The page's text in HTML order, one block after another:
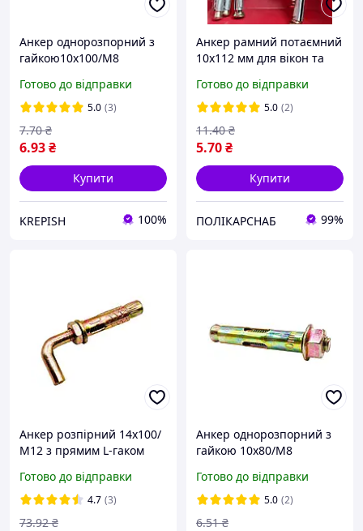
Анкер однорозпорний з
гайкою10х100/М8
Готово до відправки
5.0 (3)
6.93₴
7.70 ₴
Купити
KREPISH 100%
Анкер рамний потаємний
10х112 мм для вікон та
викрутку металевий
оцинкований
Готово до відправки
5.0 (2)
5.70₴
11.40 ₴
Купити
ПОЛІКАРСНАБ 99%
Анкер розпірний 14х100/
М12 з прямим L-гаком
Готово до відправки
4.7 (3)
73.92 ₴
Анкер однорозпорний з
гайкою 10х80/М8
Готово до відправки
5.0 (2)
6.51 ₴